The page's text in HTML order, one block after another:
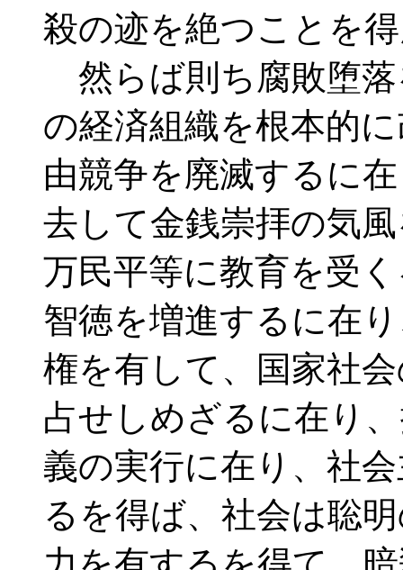
殺の迹を絶つことを
然らば則ち腐敗堕
の経済組織を根本的
由競争を廃滅するに
去して金銭崇拝の気
万民平等に教育を受
智徳を増進するに在
権を有して、国家社
占せしめざるに在り
義の実行に在り、社
るを得ば、社会は聡